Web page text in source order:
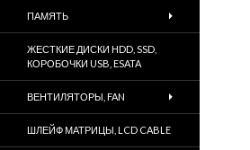
ПАМЯТЬ
ЖЕСТКИЕ ДИСКИ HDD, SSD,
КОРОБОЧКИ USB, ESATA
ВЕНТИЛЯТОРЫ, FAN
ШЛЕЙФ МАТРИЦЫ, LCD CABLE